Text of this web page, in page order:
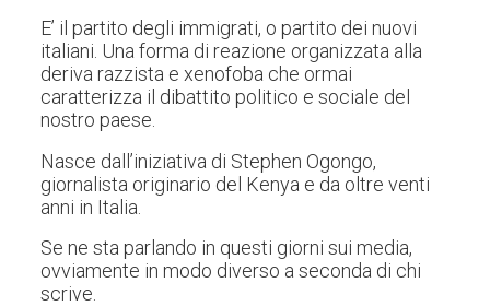
E’ il partito degli immigrati, o partito dei nuovi
italiani. Una forma di reazione organizzata alla
deriva razzista e xenofoba che ormai
caratterizza il dibattito politico e sociale del
nostro paese.
Nasce dall’iniziativa di Stephen Ogongo,
giornalista originario del Kenya e da oltre venti
anni in Italia.
Se ne sta parlando in questi giorni sui media,
ovviamente in modo diverso a seconda di chi
scrive.